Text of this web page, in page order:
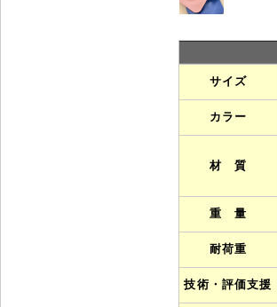
サイズ
カラー
材 質
重 量
耐荷重
技術・評価支援